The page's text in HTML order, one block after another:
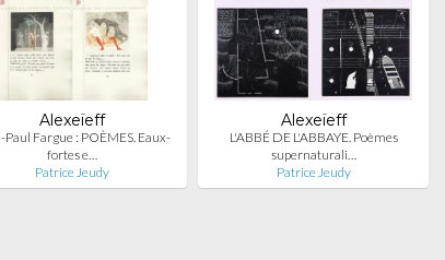
Alexeïeff
Paul Fargue : POÈMES. Eaux-
fortes e…
Patrice Jeudy
Alexeïeff
L'ABBÉ DE L'ABBAYE. Poèmes
supernaturali…
Patrice Jeudy